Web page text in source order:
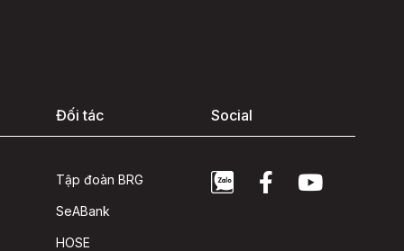
Đối tác
Tập đoàn BRG
SeABank
HOSE
Social